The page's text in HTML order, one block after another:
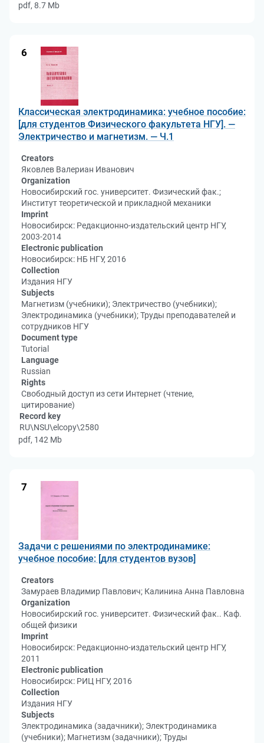
pdf, 8.7 Mb
6
Классическая электродинамика: учебное пособие:
[для студентов Физического факультета НГУ]. —
Электричество и магнетизм. — Ч.1
Creators
Яковлев Валериан Иванович
Organization
Новосибирский гос. университет. Физический фак.;
Институт теоретической и прикладной механики
Imprint
Новосибирск: Редакционно-издательский центр НГУ,
2003-2014
Electronic publication
Новосибирск: НБ НГУ, 2016
Collection
Издания НГУ
Subjects
Магнетизм (учебники); Электричество (учебники);
Электродинамика (учебники); Труды преподавателей и
сотрудников НГУ
Document type
Tutorial
Language
Russian
Rights
Свободный доступ из сети Интернет (чтение,
цитирование)
Record key
RU\NSU\elcopy\2580
pdf, 142 Mb
7
Задачи с решениями по электродинамике:
учебное пособие: [для студентов вузов]
Creators
Замураев Владимир Павлович; Калинина Анна Павловна
Organization
Новосибирский гос. университет. Физический фак.. Каф.
общей физики
Imprint
Новосибирск: Редакционно-издательский центр НГУ,
2011
Electronic publication
Новосибирск: РИЦ НГУ, 2016
Collection
Издания НГУ
Subjects
Электродинамика (задачники); Электродинамика
(учебники); Магнетизм (задачники); Труды